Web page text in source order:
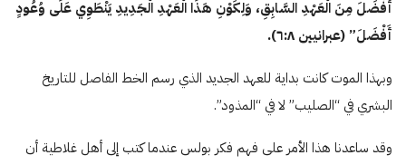
أَفْضَلَ مِنَ الْعَهْدِ السَّابِقِ، وَلِكَوْنِ هَذَا الْعَهْدِ الْجَدِيدِ يَنْطَوِي عَلَى وُعُودٍ
أَفْضَلَ” (عبرانيين
٦:٨ ).
وبهذا الموت كانت بداية للعهد الجديد الذي رسم الخط الفاصل للتاريخ
البشري في “الصليب” لا في “المذود”.
وقد ساعدنا هذا الأمر على فهم فكر بولس عندما كتب إلى أهل غلاطية أن